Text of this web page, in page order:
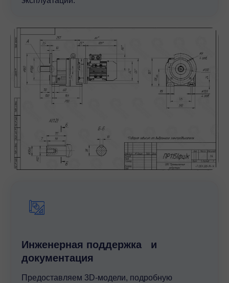
Инженерная поддержка и
документация
Предоставляем 3D-модели, подробную